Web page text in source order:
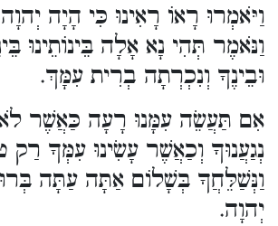
וַיֹּאמְרוּ רָאוֹ רָאִינוּ כִּי הָיָה
וַנֹּאמֶר תְּהִי נָא אָלָה בֵּינוֹתֵינוּ
וּבֵינֶךָ וְנִכְרְתָה בְרִית עִמָּךְ.
אִם תַּעֲשֵׂה עִמָּנוּ רָעָה כַּאֲשֶׁר
נְגַעֲנוּךָ וְכַאֲשֶׁר עָשִׂינוּ עִמְּךָ רַק
וַנְּשַׁלֵּחֲךָ בְּשָׁלוֹם אַתָּה עַתָּה
יְהוָה.